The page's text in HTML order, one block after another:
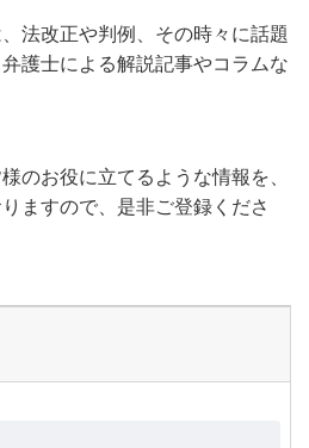
法改正や判例、その時々に話題
護士による解説記事やコラムな
のお役に立てるような情報を、
ますので、是非ご登録くださ